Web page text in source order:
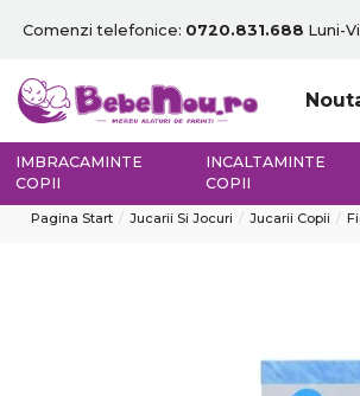
Comenzi telefonice: 0720.831.688 Luni-
IMBRACAMINTE
COPII
INCALTAMINTE
COPII
Pagina Start Jucarii Si Jocuri Jucarii Copii